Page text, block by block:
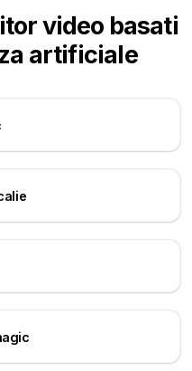
video basati
artificiale